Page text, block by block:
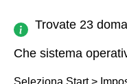
Trovate 23
Che sistema
Seleziona Start >